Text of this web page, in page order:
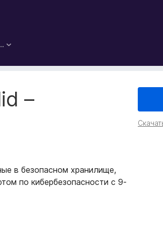
–
в безопасном хранилище,
по кибербезопасности с 9-